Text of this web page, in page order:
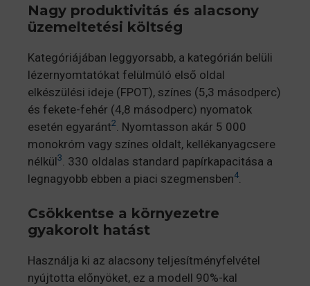
Nagy produktivitás és alacsony
üzemeltetési költség
Kategóriájában leggyorsabb, a kategórián belüli
lézernyomtatókat felülmúló első oldal
elkészülési ideje (FPOT), színes (5,3 másodperc)
és fekete-fehér (4,8 másodperc) nyomatok
esetén egyaránt2 . Nyomtasson akár 5 000
monokróm vagy színes oldalt, kellékanyagcsere
nélkül3
. 330 oldalas standard papírkapacitása a
legnagyobb ebben a piaci szegmensben4
Csökkentse a környezetre
gyakorolt hatást
Használja ki az alacsony teljesítményfelvétel
nyújtotta előnyöket, ez a modell 90%-kal